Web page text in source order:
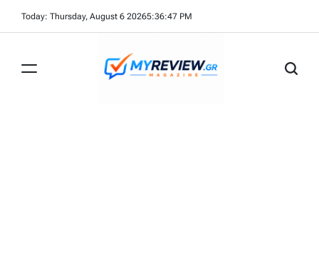
Today: Thursday, August 6 20265:36:47 PM